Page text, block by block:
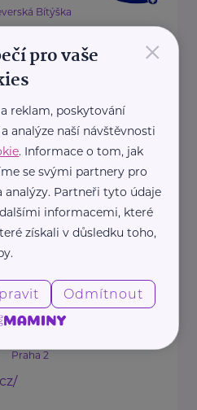
Bítýška
na
a
cs-cz
ČR
Praha 2
×
pro vaše
reklam, poskytování
analýze naší návštěvnosti
. Informace o tom, jak
se svými partnery pro
analýzy. Partneři tyto údaje
informacemi, které
získali v důsledku toho,
Odmítnout